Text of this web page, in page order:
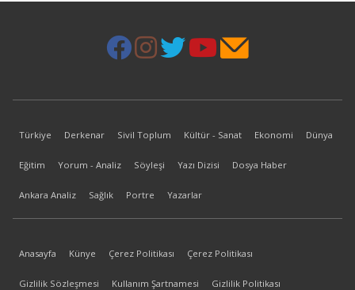
Türkiye Derkenar Sivil Toplum Kültür - Sanat Ekonomi Dünya
Eğitim Yorum - Analiz Söyleşi Yazı Dizisi Dosya Haber
Ankara Analiz Sağlık Portre Yazarlar
Anasayfa Künye Çerez Politikası Çerez Politikası
Gizlilik Sözleşmesi Kullanım Şartnamesi Gizlilik Politikası